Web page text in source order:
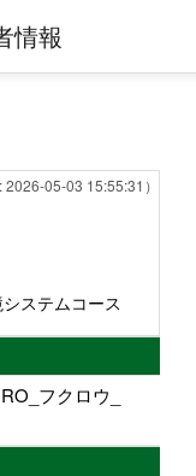
情報
2026-05-03 15:55:31）
ステムコース
フクロウ_